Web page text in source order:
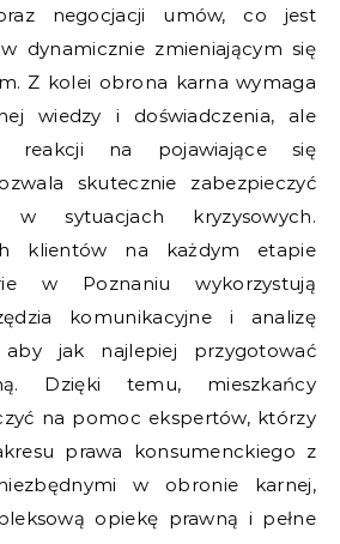
negocjacji umów, co jest
dynamicznie zmieniającym się
Z kolei obrona karna wymaga
wiedzy i doświadczenia, ale
reakcji na pojawiające się
skutecznie zabezpieczyć
sytuacjach kryzysowych.
klientów na każdym etapie
w Poznaniu wykorzystują
komunikacyjne i analizę
aby jak najlepiej przygotować
Dzięki temu, mieszkańcy
na pomoc ekspertów, którzy
prawa konsumenckiego z
w obronie karnej,
opiekę prawną i pełne